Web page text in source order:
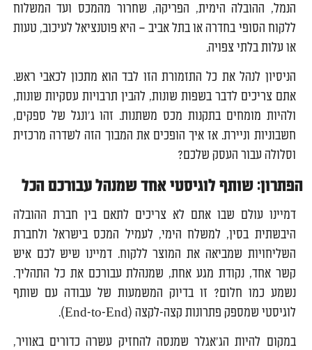
הנמל, ההובלה הימית, הפריקה, שחרור מהמכס ועד המשלוח
ללקוח הסופי בחדרה או בתל אביב – היא פוטנציאל לעיכוב, טעות
או עלות בלתי צפויה.
הניסיון לנהל את כל התזמורת הזו לבד הוא מתכון לכאבי ראש.
אתם צריכים לדבר בשפות שונות, להבין תרבויות עסקיות שונות,
ולהיות מומחים בתקנות מכס משתנות. זהו ג'ונגל של ספקים,
חשבוניות וניירת. אז איך הופכים את המבוך הזה לשדרה מרכזית
וסלולה עבור העסק שלכם?
הפתרון: שותף לוגיסטי אחד שמנהל עבורכם הכל
דמיינו עולם שבו אתם לא צריכים לתאם בין חברת ההובלה
היבשתית בסין, למשלח הימי, לעמיל המכס בישראל ולחברת
השליחויות שמביאה את המוצר ללקוח. דמיינו שיש לכם איש
קשר אחד, נקודת מגע אחת, שמנהלת עבורכם את כל התהליך.
נשמע כמו חלום? זו בדיוק המשמעות של עבודה עם שותף
לוגיסטי שמספק פתרונות קצה-לקצה (End-to-End).
במקום להיות הג'אגלר שמנסה להחזיק עשרה כדורים באוויר,